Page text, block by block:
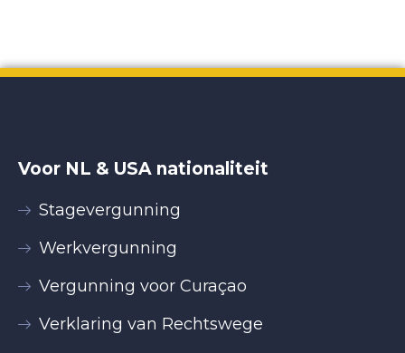
Voor NL & USA nationaliteit
Stagevergunning
Werkvergunning
Vergunning voor Curaçao
Verklaring van Rechtswege